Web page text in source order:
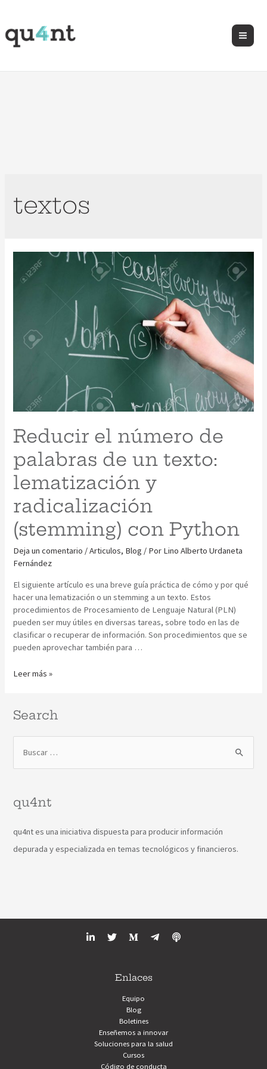
textos
Reducir el número de
palabras de un texto:
lematización y
radicalización
(stemming) con Python
Deja un comentario /Articulos, Blog / Por Lino Alberto Urdaneta
Fernández
El siguiente artículo es una breve guía práctica de cómo y por qué
hacer una lematización o un stemming a un texto. Estos
procedimientos de Procesamiento de Lenguaje Natural (PLN)
pueden ser muy útiles en diversas tareas, sobre todo en las de
clasificar o recuperar de información. Son procedimientos que se
pueden aprovechar también para …
Leer más »
Search
qu4nt
qu4nt es una iniciativa dispuesta para producir información
depurada y especializada en temas tecnológicos y financieros.
Enlaces
Equipo
Blog
Boletines
Enseñemos a innovar
Soluciones para la salud
Cursos
Código de conducta